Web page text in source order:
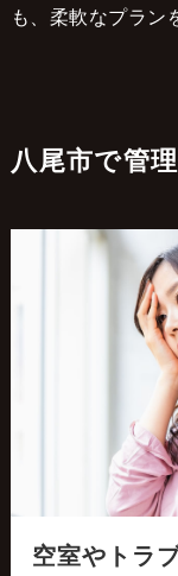
も、柔軟なプラン
八尾市で管
空室やトラ